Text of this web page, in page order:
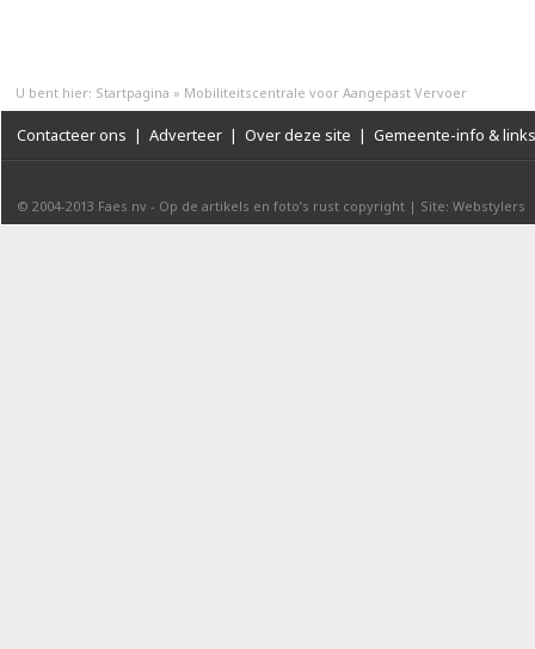
U bent hier: Startpagina » Mobiliteitscentrale voor Aangepast Vervoer
Contacteer ons | Adverteer | Over deze site | Gemeente-info & links
© 2004-2013 Faes nv - Op de artikels en foto’s rust copyright | Site: Webstylers